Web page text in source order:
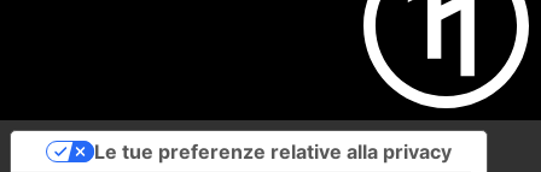
Le tue preferenze relative alla privacy